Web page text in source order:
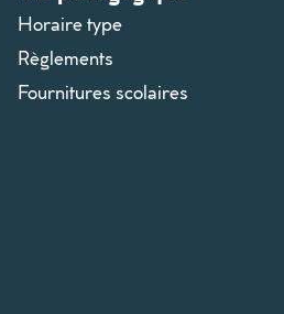
Horaire type
Règlements
Fournitures scolaires